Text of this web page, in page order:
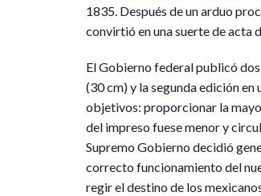
1835. Después de un arduo
convirtió en una suerte de acta
El Gobierno federal publicó
(30 cm) y la segunda edición
objetivos: proporcionar la
del impreso fuese menor y
Supremo Gobierno decidió
correcto funcionamiento del
regir el destino de los